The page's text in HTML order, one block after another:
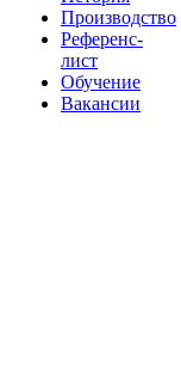
Производство
Референс-
лист
Обучение
Вакансии